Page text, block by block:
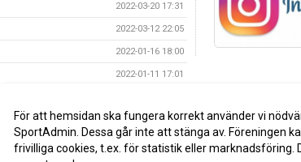
2022-03-20 17:31
2022-03-12 22:05
2022-01-16 18:00
2022-01-11 17:01
2021-10-09 20:49
2021-08-12 20:16
För att hemsidan ska fungera korrekt använder vi
SportAdmin. Dessa går inte att stänga av. Föreningen
frivilliga cookies, t.ex. för statistik eller marknadsföring.